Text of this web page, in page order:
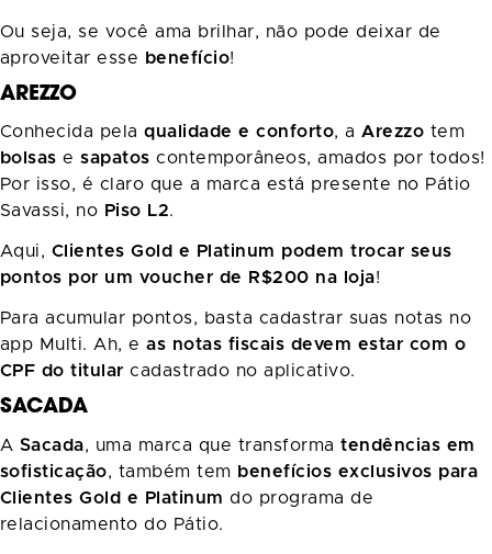
Ou seja, se você ama brilhar, não pode deixar de
aproveitar esse
benefício!
AREZZO
Conhecida pelaqualidade e conforto, aArezzo tem
bolsasesapatoscontemporâneos, amados por todos!
Por isso, é claro que a marca está presente no Pátio
Savassi, no Piso L2.
Aqui, Clientes Gold e Platinum podem trocar seus
pontos por um voucher de R$200 na loja!
Para acumular pontos, basta cadastrar suas notas no
app Multi. Ah, eas notas fiscais devem estar com o
CPF do titular cadastrado no aplicativo.
SACADA
A Sacada, uma marca que transformatendências em
sofisticação, também tem benefícios exclusivos para
Clientes Gold e Platinumdo programa de
relacionamento do Pátio.